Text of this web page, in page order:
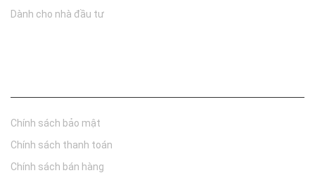
Dành cho nhà đầu tư
Chính sách bảo mật
Chính sách thanh toán
Chính sách bán hàng